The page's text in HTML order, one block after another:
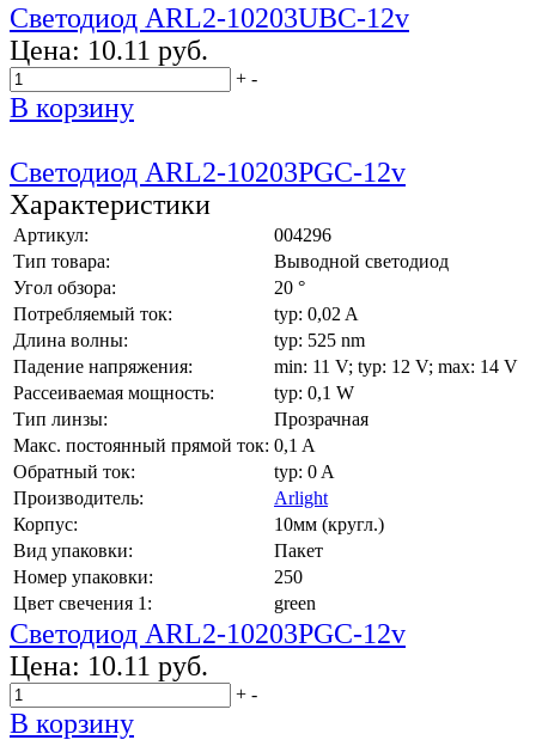
Светодиод ARL2-10203UBC-12v
Цена: 10.11 руб.
+ -
В корзину
Светодиод ARL2-10203PGC-12v
Характеристики
Артикул:
004296
Тип товара:
Выводной светодиод
Угол обзора:
20 °
Потребляемый ток:
typ: 0,02 A
Длина волны:
typ: 525 nm
Падение напряжения:
min: 11 V; typ: 12 V; max: 14 V
Рассеиваемая мощность:
typ: 0,1 W
Тип линзы:
Прозрачная
Макс. постоянный прямой ток: 0,1 A
Обратный ток:
typ: 0 A
Производитель:
Arlight
Корпус:
10мм (кругл.)
Вид упаковки:
Пакет
Номер упаковки:
250
Цвет свечения 1:
green
Светодиод ARL2-10203PGC-12v
Цена: 10.11 руб.
+ -
В корзину